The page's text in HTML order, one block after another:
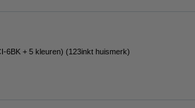
6BK + 5 kleuren) (123inkt huismerk)